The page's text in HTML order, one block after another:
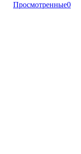
Просмотренные0